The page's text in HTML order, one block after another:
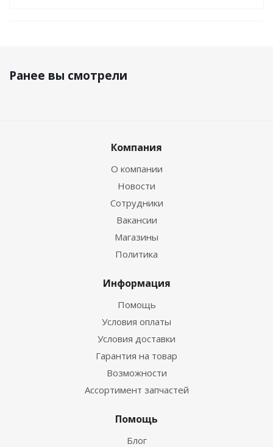
Ранее вы смотрели
Компания
О компании
Новости
Сотрудники
Вакансии
Магазины
Политика
Информация
Помощь
Условия оплаты
Условия доставки
Гарантия на товар
Возможности
Ассортимент запчастей
Помощь
Блог